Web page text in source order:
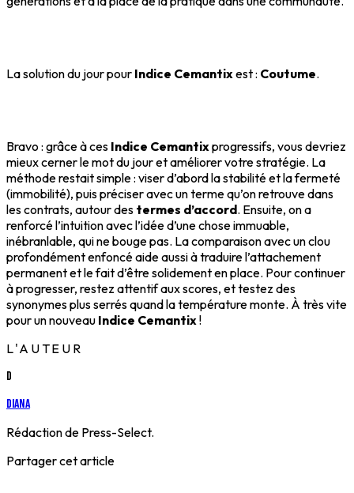
La solution du jour pour Indice Cemantixest : Coutume.
Bravo : grâce à ces Indice Cemantixprogressifs, vous devriez
mieux cerner le mot du jour et améliorer votre stratégie. La
méthode restait simple : viser d’abord la stabilité et la fermeté
(immobilité), puis préciser avec un terme qu’on retrouve dans
les contrats, autour des termes d’accord. Ensuite, on a
renforcé l’intuition avec l’idée d’une chose immuable,
inébranlable, qui ne bouge pas. La comparaison avec un clou
profondément enfoncé aide aussi à traduire l’attachement
permanent et le fait d’être solidement en place. Pour continuer
à progresser, restez attentif aux scores, et testez des
synonymes plus serrés quand la température monte. À très vite
pour un nouveau Indice Cemantix!
L'AUTEUR
D
Diana
Rédaction de Press-Select.
Partager cet article